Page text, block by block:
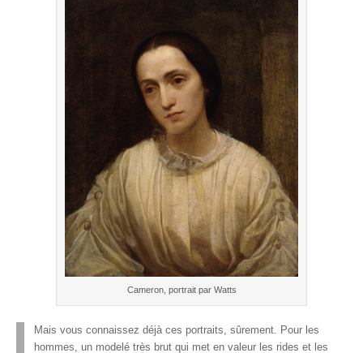
Cameron, portrait par Watts
Mais vous connaissez déjà ces portraits, sûrement. Pour les
hommes, un modelé très brut qui met en valeur les rides et les